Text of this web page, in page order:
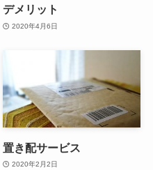
デメリット
2020年4月6日
置き配サービス
2020年2月2日